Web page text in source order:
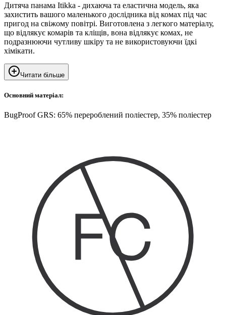
Дитяча панама Itikka - дихаюча та еластична модель, яка
захистить вашого маленького дослідника від комах під час
пригод на свіжому повітрі. Виготовлена ​​з легкого матеріалу,
що відлякує комарів та кліщів, вона відлякує комах, не
подразнюючи чутливу шкіру та не використовуючи їдкі
хімікати.
Читати більше
Основний матеріал:
BugProof GRS: 65% перероблений поліестер, 35% поліестер